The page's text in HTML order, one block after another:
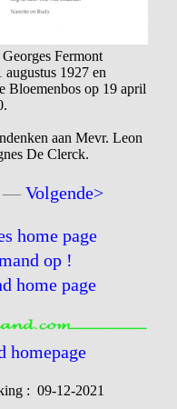
Fermont
augustus 1927 en
Bloemenbos op 19 april
aan Mevr. Leon
De Clerck.
—Volgende>
home page
op !
home page
homepage
: 09-12-2021